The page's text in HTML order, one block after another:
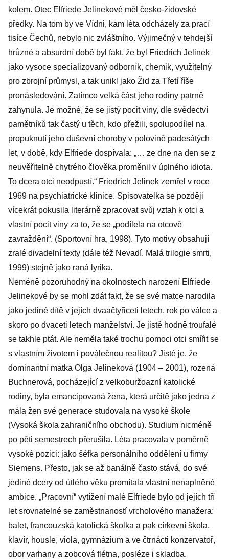
kolem. Otec Elfriede Jelinekové měl česko-židovské
předky. Na tom by ve Vídni, kam léta odcházely za prací
tisíce Čechů, nebylo nic zvláštního. Výjimečný v tehdejší
hrůzné a absurdní době byl fakt, že byl Friedrich Jelinek
jako vysoce specializovaný odborník, chemik, využitelný
pro zbrojní průmysl, a tak unikl jako Žid za Třetí říše
pronásledování. Zatímco velká část jeho rodiny patrně
zahynula. Je možné, že se jistý pocit viny, dle svědectví
pamětníků tak častý u těch, kdo přežili, spolupodílel na
propuknutí jeho duševní choroby v polovině padesátých
let, v době, kdy Elfriede dospívala: „… ze dne na den se z
neuvěřitelně chytrého člověka proměnil v úplného idiota.
To dcera otci neodpustí.“ Friedrich Jelinek zemřel v roce
1969 na psychiatrické klinice. Spisovatelka se později
vícekrát pokusila literárně zpracovat svůj vztah k otci a
vlastní pocit viny za to, že se „podílela na otcově
zavraždění“. (Sportovní hra, 1998). Tyto motivy obsahují
zralé divadelní texty (dále též Nevadí. Malá trilogie smrti,
1999) stejně jako raná lyrika.
Neméně pozoruhodný na okolnostech narození Elfriede
Jelinekové by se mohl zdát fakt, že se své matce narodila
jako jediné dítě v jejích dvaačtyřiceti letech, rok po válce a
skoro po dvaceti letech manželství. Je jistě hodně troufalé
se takhle ptát. Ale neměla také trochu pomoci otci smířit se
s vlastním životem i poválečnou realitou? Jisté je, že
dominantní matka Olga Jelineková (1904 – 2001), rozená
Buchnerová, pocházející z velkoburžoazní katolické
rodiny, byla emancipovaná žena, která určitě jako jedna z
mála žen své generace studovala na vysoké škole
(Vysoká škola zahraničního obchodu). Studium nicméně
po pěti semestrech přerušila. Léta pracovala v poměrně
vysoké pozici: jako šéfka personálního oddělení u firmy
Siemens. Přesto, jak se až banálně často stává, do své
jediné dcery od útlého věku promítala vlastní nenaplněné
ambice. „Pracovní“ vytížení malé Elfriede bylo od jejích tří
let srovnatelné se zaměstnaností vrcholového manažera:
balet, francouzská katolická školka a pak církevní škola,
klavír, housle, viola, gymnázium a ve čtrnácti konzervatoř,
obor varhany a zobcová flétna, posléze i skladba.